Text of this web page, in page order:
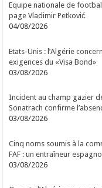
Equipe nationale de
page Vladimir Petković
04/08/2026
Etats-Unis : l’Algérie
exigences du «Visa Bond»
03/08/2026
Incident au champ gazier
Sonatrach confirme
03/08/2026
Cinq noms soumis à la
FAF : un entraîneur
03/08/2026